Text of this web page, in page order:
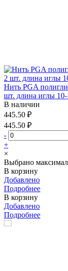
Нить PGA
шт. длина иглы
В наличии
445.50 ₽
445.50 ₽
-
+
×
Выбрано
В корзину
Добавлено
Подробнее
В корзину
Добавлено
Подробнее